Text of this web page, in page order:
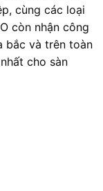
cùng các loại
còn nhận công
bắc và trên toàn
cho sàn